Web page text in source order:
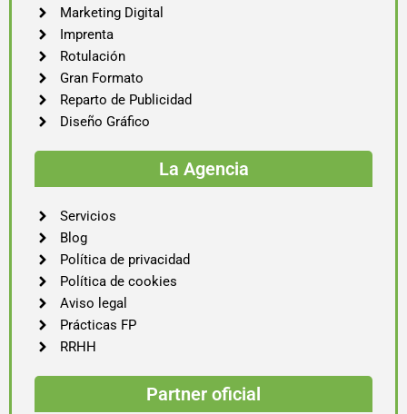
Marketing Digital
Imprenta
Rotulación
Gran Formato
Reparto de Publicidad
Diseño Gráfico
La Agencia
Servicios
Blog
Política de privacidad
Política de cookies
Aviso legal
Prácticas FP
RRHH
Partner oficial